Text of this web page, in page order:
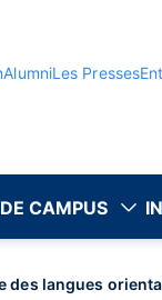
AlumniLes Presses
CAMPUS
des langues